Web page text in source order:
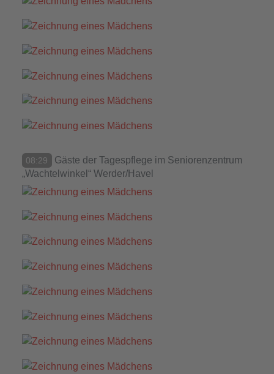
08:29
Gäste der Tagespflege im Seniorenzentrum
„Wachtelwinkel“ Werder/Havel